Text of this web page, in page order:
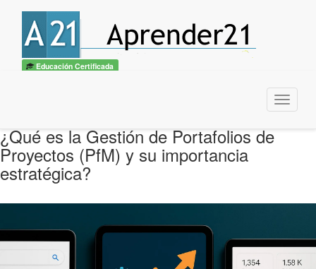
Educación Certificada
Menu
¿Qué es la Gestión de Portafolios de
Proyectos (PfM) y su importancia
estratégica?